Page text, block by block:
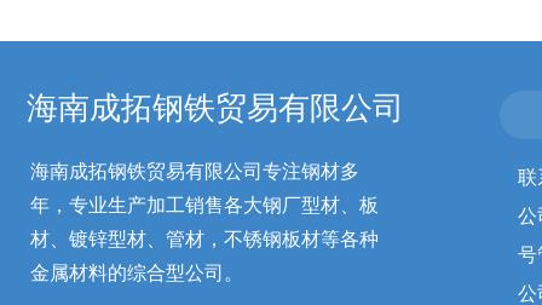
海南成拓钢铁贸易有限公司专注钢材多
年，专业生产加工销售各大钢厂型材、板
材、镀锌型材、管材，不锈钢板材等各种
金属材料的综合型公司。
联
公
号
公
海南成拓钢铁贸易有限公司